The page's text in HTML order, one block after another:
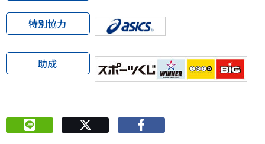
特別協力
助成